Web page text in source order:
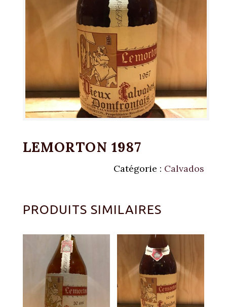
LEMORTON 1987
Catégorie : Calvados
PRODUITS SIMILAIRES